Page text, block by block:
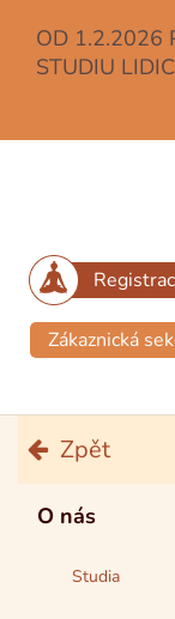
OD 1.2.2026
STUDIU
Zákaznická
Zpět
O nás
Studia